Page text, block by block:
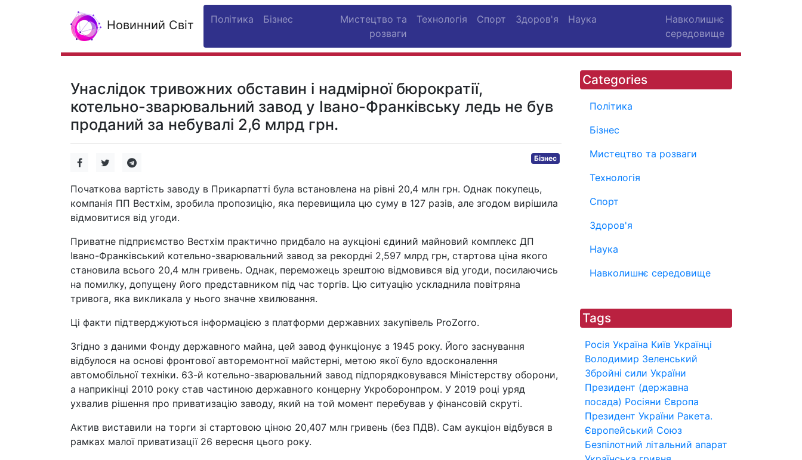
Новинний Світ Політика Бізнес
Мистецтво та
розваги
Технологія Спорт Здоров'я Наука
Навколишнє
середовище
Унаслідок тривожних обставин і надмірної бюрократії,
котельно-зварювальний завод у Івано-Франківську ледь не був
проданий за небувалі 2,6 млрд грн.
Бізнес
Початкова вартість заводу в Прикарпатті була встановлена на рівні 20,4 млн грн. Однак покупець,
компанія ПП Вестхім, зробила пропозицію, яка перевищила цю суму в 127 разів, але згодом вирішила
відмовитися від угоди.
Приватне підприємство Вестхім практично придбало на аукціоні єдиний майновий комплекс ДП
Івано-Франківський котельно-зварювальний завод за рекордні 2,597 млрд грн, стартова ціна якого
становила всього 20,4 млн гривень. Однак, переможець зрештою відмовився від угоди, посилаючись
на помилку, допущену його представником під час торгів. Цю ситуацію ускладнила повітряна
тривога, яка викликала у нього значне хвилювання.
Ці факти підтверджуються інформацією з платформи державних закупівель ProZorro.
Згідно з даними Фонду державного майна, цей завод функціонує з 1945 року. Його заснування
відбулося на основі фронтової авторемонтної майстерні, метою якої було вдосконалення
автомобільної техніки. 63-й котельно-зварювальний завод підпорядковувався Міністерству оборони,
а наприкінці 2010 року став частиною державного концерну Укроборонпром. У 2019 році уряд
ухвалив рішення про приватизацію заводу, який на той момент перебував у фінансовій скруті.
Актив виставили на торги зі стартовою ціною 20,407 млн гривень (без ПДВ). Сам аукціон відбувся в
рамках малої приватизації 26 вересня цього року.
Categories
Політика
Бізнес
Мистецтво та розваги
Технологія
Спорт
Здоров'я
Наука
Навколишнє середовище
Tags
Росія Україна Київ Українці
Володимир Зеленський
Збройні сили України
Президент (державна
посада) Росіяни Європа
Президент України Ракета.
Європейський Союз
Безпілотний літальний апарат